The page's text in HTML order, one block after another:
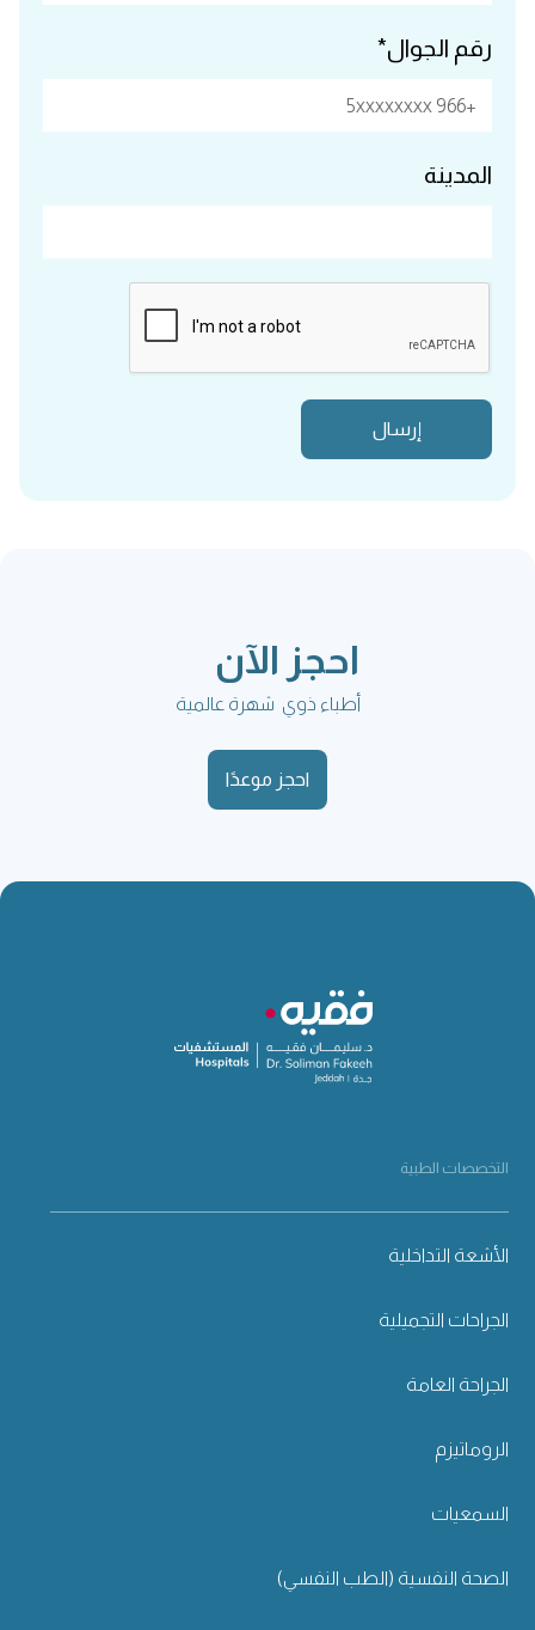
رقم الجوال*
المدينة
احجز الآن
أطباء ذوي شهرة عالمية
احجز موعدًا
التخصصات الطبية
الأشعة التداخلية
الجراحات التجميلية
الجراحة العامة
الروماتيزم
السمعيات
الصحة النفسية (الطب النفسي)